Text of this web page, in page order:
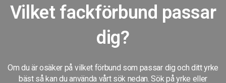
Vilket fackförbund passar
dig?
Om du är osäker på vilket förbund som passar dig och ditt yrke
bäst så kan du använda vårt sök nedan. Sök på yrke eller